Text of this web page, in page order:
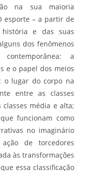
na sua maioria
esporte – a partir de
e das suas
dos fenômenos
a
e o papel dos meios
o lugar do corpo na
entre as classes
média e alta;
funcionam como
no imaginário
de torcedores
às transformações
essa classificação